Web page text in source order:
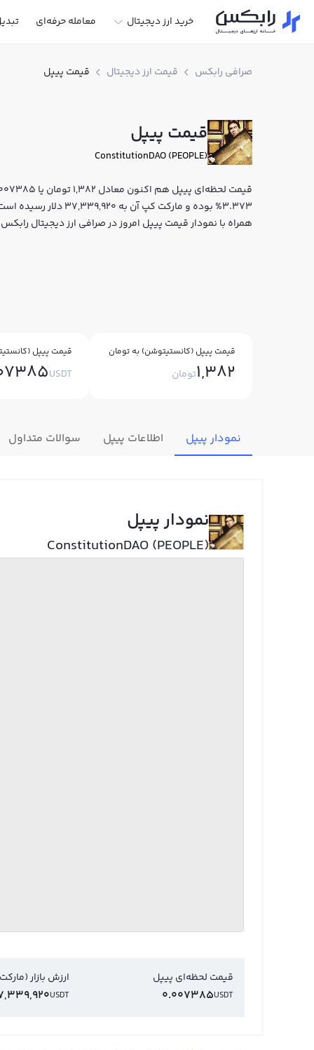
خرید ارز دیجیتال معامله حرفه‌ای
صرافی رابکس قیمت ارز دیجیتال قیمت پیپل
قیمت پیپل
ConstitutionDAO (PEOPLE)
3.373% بوده و مارکت
همراه با نمودار قیمت پیپل امروز در صرافی ارز دیجیتال
قیمت پیپل (کانستیتوشن) به تومان
1,382تومان
قیمت پیپل
USDT
نمودار پیپل اطلاعات پیپل سوالات متداول
نمودار پیپل
ConstitutionDAO (PEOPLE)
قیمت لحظه‌ای پیپل
USDT
0.007385
ارزش بازار
USDT